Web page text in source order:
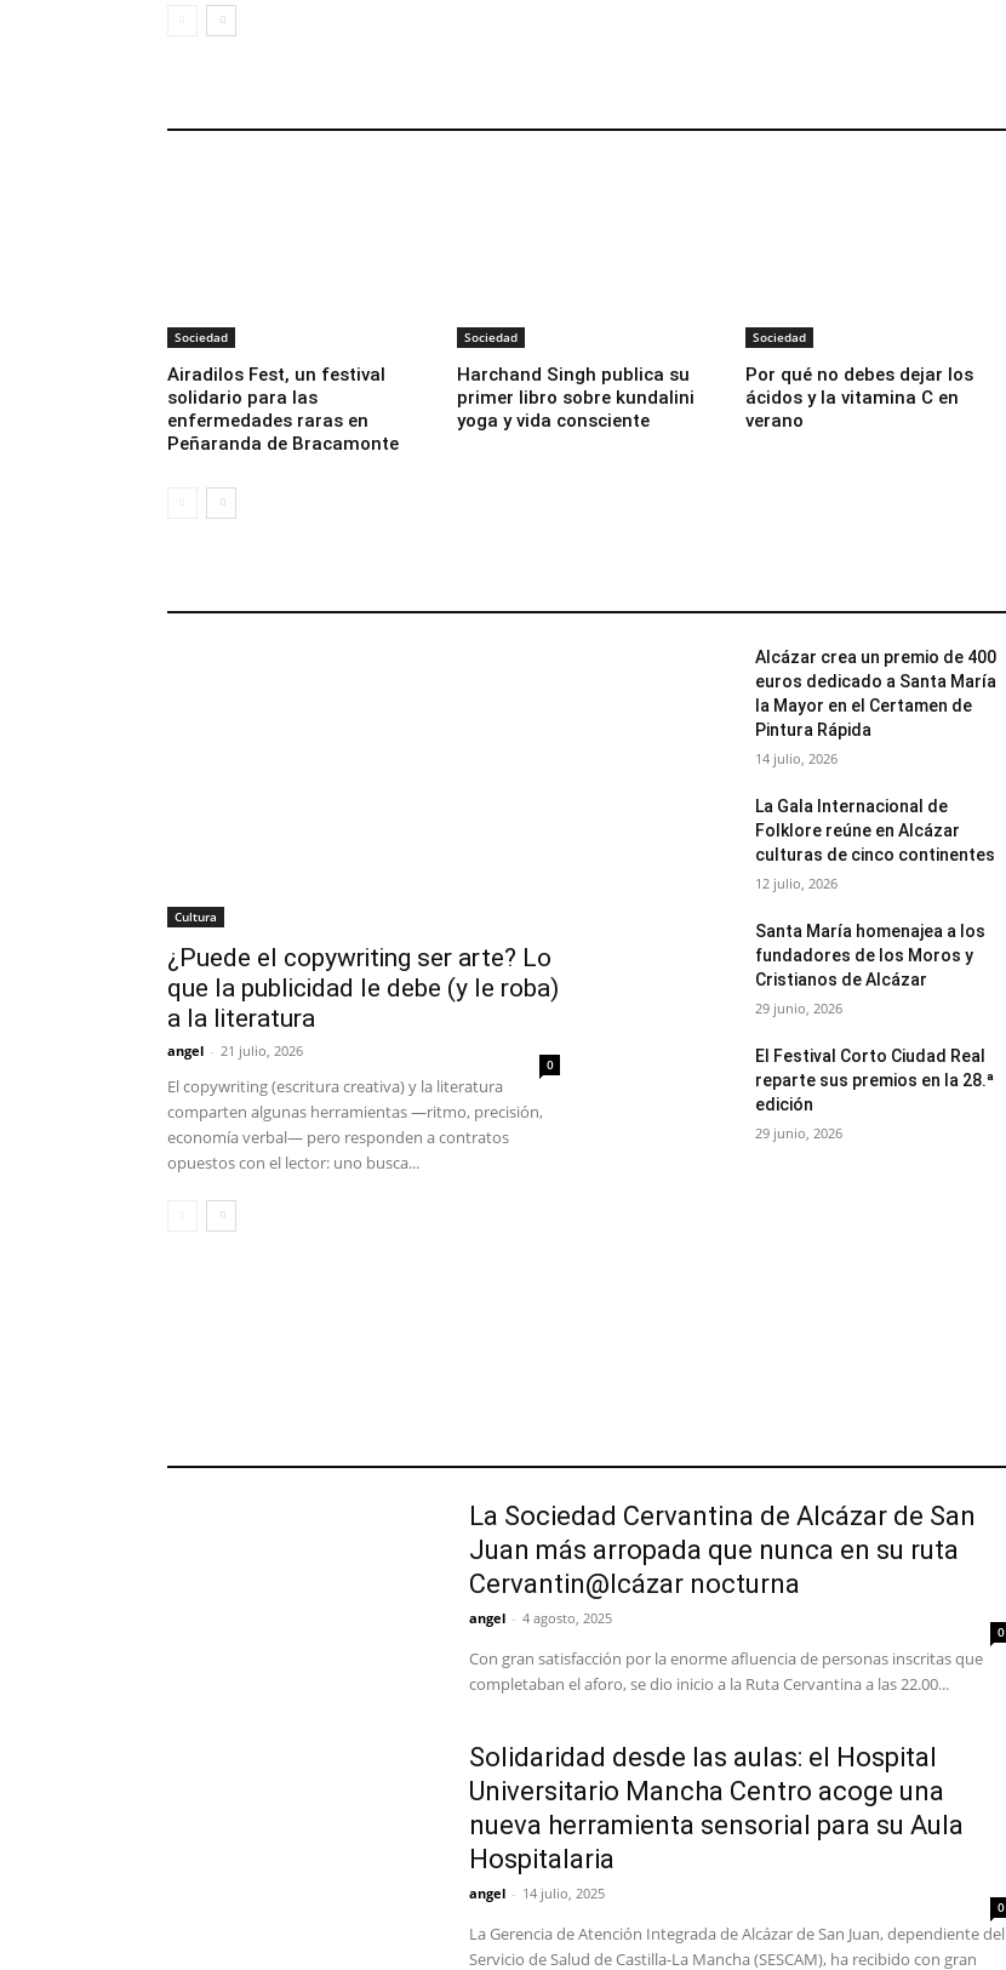
Sociedad
Airadilos Fest, un festival
solidario para las
enfermedades raras en
Peñaranda de Bracamonte
Sociedad
Harchand Singh publica su
primer libro sobre kundalini
yoga y vida consciente
Sociedad
Por qué no debes dejar los
ácidos y la vitamina C en
verano
Cultura
¿Puede el copywriting ser arte? Lo
que la publicidad le debe (y le roba)
a la literatura
angel - 21 julio, 2026
0
El copywriting (escritura creativa) y la literatura
comparten algunas herramientas —ritmo, precisión,
economía verbal— pero responden a contratos
opuestos con el lector: uno busca...
Alcázar crea un premio de 400
euros dedicado a Santa María
la Mayor en el Certamen de
Pintura Rápida
14 julio, 2026
La Gala Internacional de
Folklore reúne en Alcázar
culturas de cinco continentes
12 julio, 2026
Santa María homenajea a los
fundadores de los Moros y
Cristianos de Alcázar
29 junio, 2026
El Festival Corto Ciudad Real
reparte sus premios en la 28.ª
edición
29 junio, 2026
La Sociedad Cervantina de Alcázar de San
Juan más arropada que nunca en su ruta
Cervantin@lcázar nocturna
angel - 4 agosto, 2025
0
Con gran satisfacción por la enorme afluencia de personas inscritas que
completaban el aforo, se dio inicio a la Ruta Cervantina a las 22.00...
Solidaridad desde las aulas: el Hospital
Universitario Mancha Centro acoge una
nueva herramienta sensorial para su Aula
Hospitalaria
angel - 14 julio, 2025
0
La Gerencia de Atención Integrada de Alcázar de San Juan, dependiente del
Servicio de Salud de Castilla-La Mancha (SESCAM), ha recibido con gran